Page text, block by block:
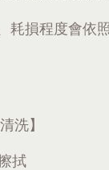
耗損程度會依
洗】
拭